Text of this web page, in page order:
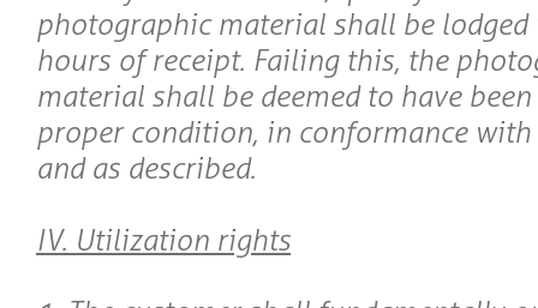
photographic material shall be
hours of receipt. Failing this, the
material shall be deemed to have
proper condition, in conformance
and as described.
IV. Utilization rights